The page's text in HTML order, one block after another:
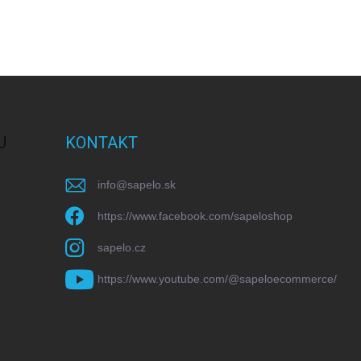
KONTAKT
info@sapelo.sk
https://www.facebook.com/sapeloshop
sapelo.cz
https://www.youtube.com/@sapeloecommerce/